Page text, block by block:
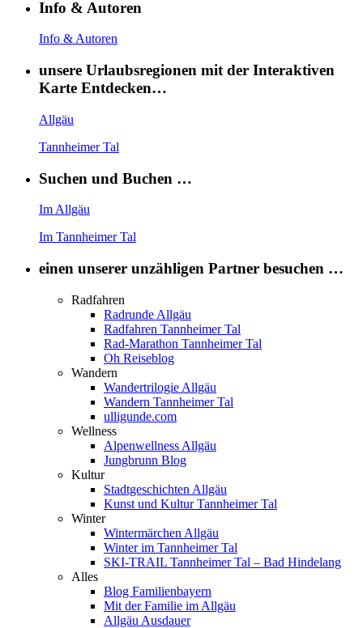
Info & Autoren
Info & Autoren
unsere Urlaubsregionen mit der Interaktiven
Karte Entdecken…
Allgäu
Tannheimer Tal
Suchen und Buchen …
Im Allgäu
Im Tannheimer Tal
einen unserer unzähligen Partner besuchen …
Radfahren
Radrunde Allgäu
Radfahren Tannheimer Tal
Rad-Marathon Tannheimer Tal
Oh Reiseblog
Wandern
Wandertrilogie Allgäu
Wandern Tannheimer Tal
ulligunde.com
Wellness
Alpenwellness Allgäu
Jungbrunn Blog
Kultur
Stadtgeschichten Allgäu
Kunst und Kultur Tannheimer Tal
Winter
Wintermärchen Allgäu
Winter im Tannheimer Tal
SKI-TRAIL Tannheimer Tal – Bad Hindelang
Alles
Blog Familienbayern
Mit der Familie im Allgäu
Allgäu Ausdauer